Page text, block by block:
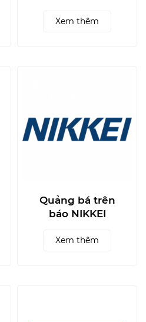
Xem thêm
Quảng bá trên
báo NIKKEI
Xem thêm